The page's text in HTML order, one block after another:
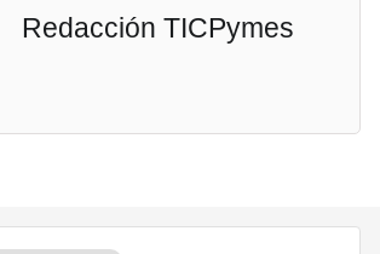
Redacción TICPymes